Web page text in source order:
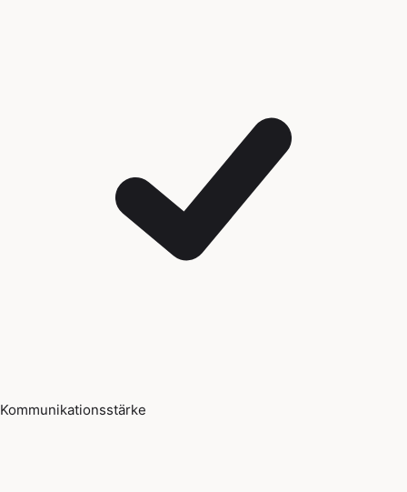
Kommunikationsstärke